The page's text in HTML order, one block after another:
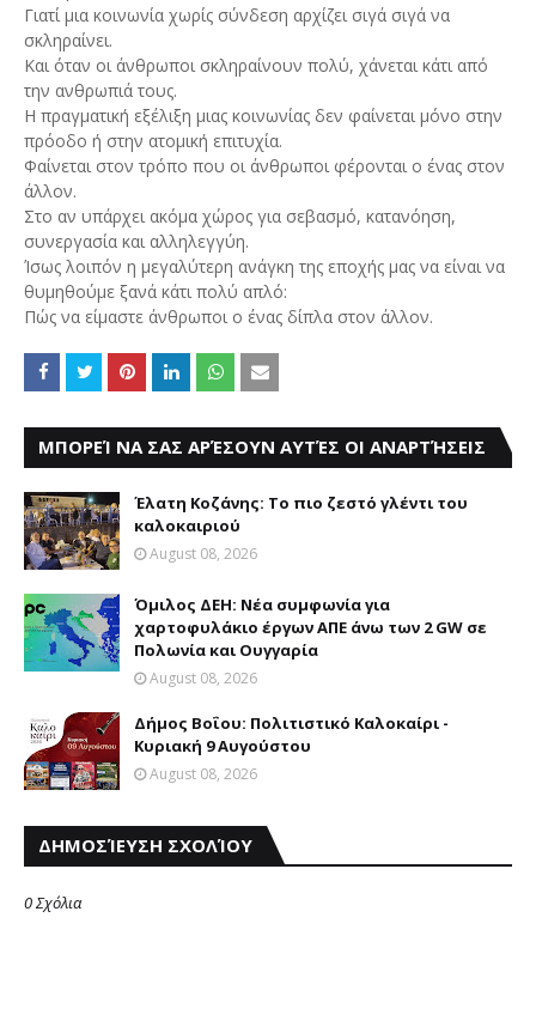
Γιατί μια κοινωνία χωρίς σύνδεση αρχίζει σιγά σιγά να
σκληραίνει.
Και όταν οι άνθρωποι σκληραίνουν πολύ, χάνεται κάτι από
την ανθρωπιά τους.
Η πραγματική εξέλιξη μιας κοινωνίας δεν φαίνεται μόνο στην
πρόοδο ή στην ατομική επιτυχία.
Φαίνεται στον τρόπο που οι άνθρωποι φέρονται ο ένας στον
άλλον.
Στο αν υπάρχει ακόμα χώρος για σεβασμό, κατανόηση,
συνεργασία και αλληλεγγύη.
Ίσως λοιπόν η μεγαλύτερη ανάγκη της εποχής μας να είναι να
θυμηθούμε ξανά κάτι πολύ απλό:
Πώς να είμαστε άνθρωποι ο ένας δίπλα στον άλλον.
ΜΠΟΡΕΊ ΝΑ ΣΑΣ ΑΡΈΣΟΥΝ ΑΥΤΈΣ ΟΙ ΑΝΑΡΤΉΣΕΙΣ
Έλατη Κοζάνης: Το πιο ζεστό γλέντι του
καλοκαιριού
August 08, 2026
Όμιλος ΔΕΗ: Νέα συμφωνία για
χαρτοφυλάκιο έργων ΑΠΕ άνω των 2 GW σε
Πολωνία και Ουγγαρία
August 08, 2026
Δήμος Βοΐου: Πολιτιστικό Καλοκαίρι -
Κυριακή 9 Αυγούστου
August 08, 2026
ΔΗΜΟΣΊΕΥΣΗ ΣΧΟΛΊΟΥ
0 Σχόλια